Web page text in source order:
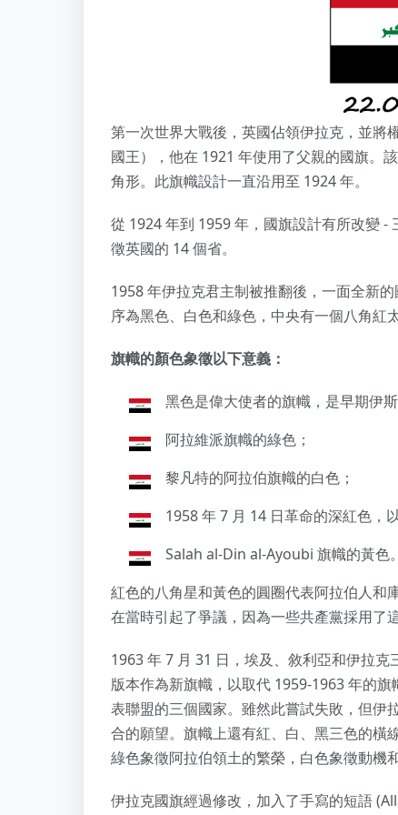
第一次世界大戰後，英國佔領伊拉克，並將
國王），他在 1921 年使用了父親的國旗。
角形。此旗幟設計一直沿用至 1924 年。
從 1924 年到 1959 年，國旗設計有所改變
徵英國的 14 個省。
1958 年伊拉克君主制被推翻後，一面全新
序為黑色、白色和綠色，中央有一個八角紅
旗幟的顏色象徵以下意義：
黑色是偉大使者的旗幟，是早期伊
阿拉維派旗幟的綠色；
黎凡特的阿拉伯旗幟的白色；
1958 年 7 月 14 日革命的深紅色，
Salah al-Din al-Ayoubi 旗幟的黃色。
紅色的八角星和黃色的圓圈代表阿拉伯人和
在當時引起了爭議，因為一些共產黨採用了
1963 年 7 月 31 日，埃及、敘利亞和伊拉
版本作為新旗幟，以取代 1959-1963 年的
表聯盟的三個國家。雖然此嘗試失敗，但伊
合的願望。旗幟上還有紅、白、黑三色的橫
綠色象徵阿拉伯領土的繁榮，白色象徵動機
伊拉克國旗經過修改，加入了手寫的短語